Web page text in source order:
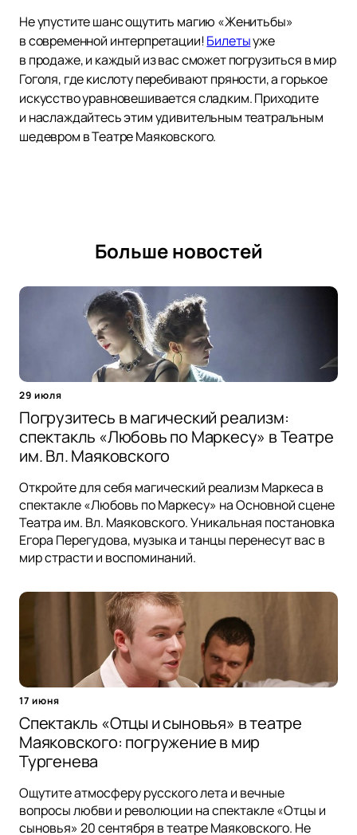
Не упустите шанс ощутить магию «Женитьбы»
в современной интерпретации!Билетыуже
в продаже, и каждый из вас сможет погрузиться в мир
Гоголя, где кислоту перебивают пряности, а горькое
искусство уравновешивается сладким. Приходите
и наслаждайтесь этим удивительным театральным
шедевром в Театре Маяковского.
Больше новостей
29 июля
Погрузитесь в магический реализм:
спектакль «Любовь по Маркесу» в Театре
им. Вл. Маяковского
Откройте для себя магический реализм Маркеса в
спектакле «Любовь по Маркесу» на Основной сцене
Театра им. Вл. Маяковского. Уникальная постановка
Егора Перегудова, музыка и танцы перенесут вас в
мир страсти и воспоминаний.
17 июня
Спектакль «Отцы и сыновья» в театре
Маяковского: погружение в мир
Тургенева
Ощутите атмосферу русского лета и вечные
вопросы любви и революции на спектакле «Отцы и
сыновья» 20 сентября в театре Маяковского. Не